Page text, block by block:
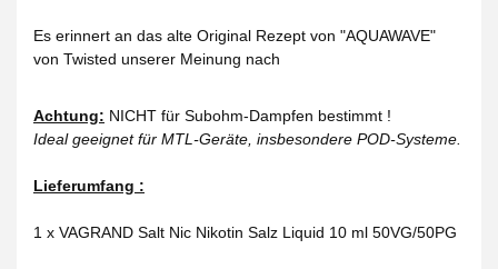
Es erinnert an das alte Original Rezept von "AQUAWAVE"
von Twisted unserer Meinung nach
Achtung: NICHT für Subohm-Dampfen bestimmt !
Ideal geeignet für MTL-Geräte, insbesondere POD-Systeme.
Lieferumfang :
1 x VAGRAND Salt Nic Nikotin Salz Liquid 10 ml 50VG/50PG